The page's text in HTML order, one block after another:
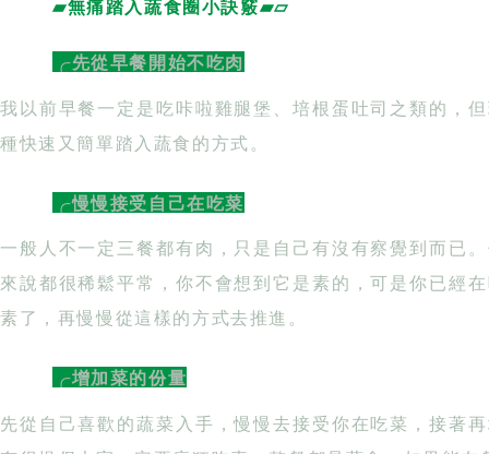
一般人不一定三餐都有肉，只是自己有沒有察覺到而已
來說都很稀鬆平常，你不會想到它是素的，可是你已經
素了，再慢慢從這樣的方式去推進。
╭增加菜的份量
先從自己喜歡的蔬菜入手，慢慢去接受你在吃菜，接著
有很提倡大家一定要瘋狂吃素，整餐都是蔬食。如果能
▰外食族的蔬食餐點建議▰▱